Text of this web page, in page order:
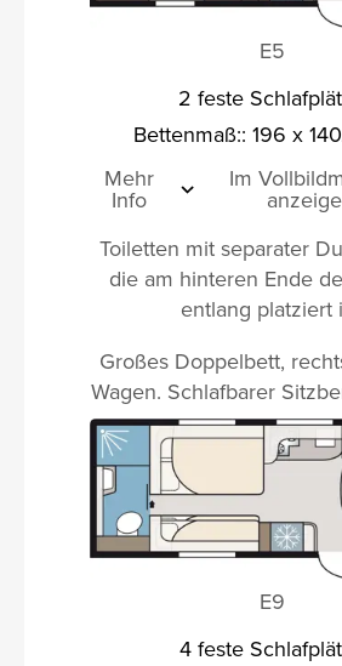
E5
2 feste
Bettenmaß:: 196 x
Mehr
Info
Im
Toiletten mit separater
die am hinteren Ende
entlang platziert
Großes Doppelbett,
Wagen. Schlafbarer
E9
4 feste